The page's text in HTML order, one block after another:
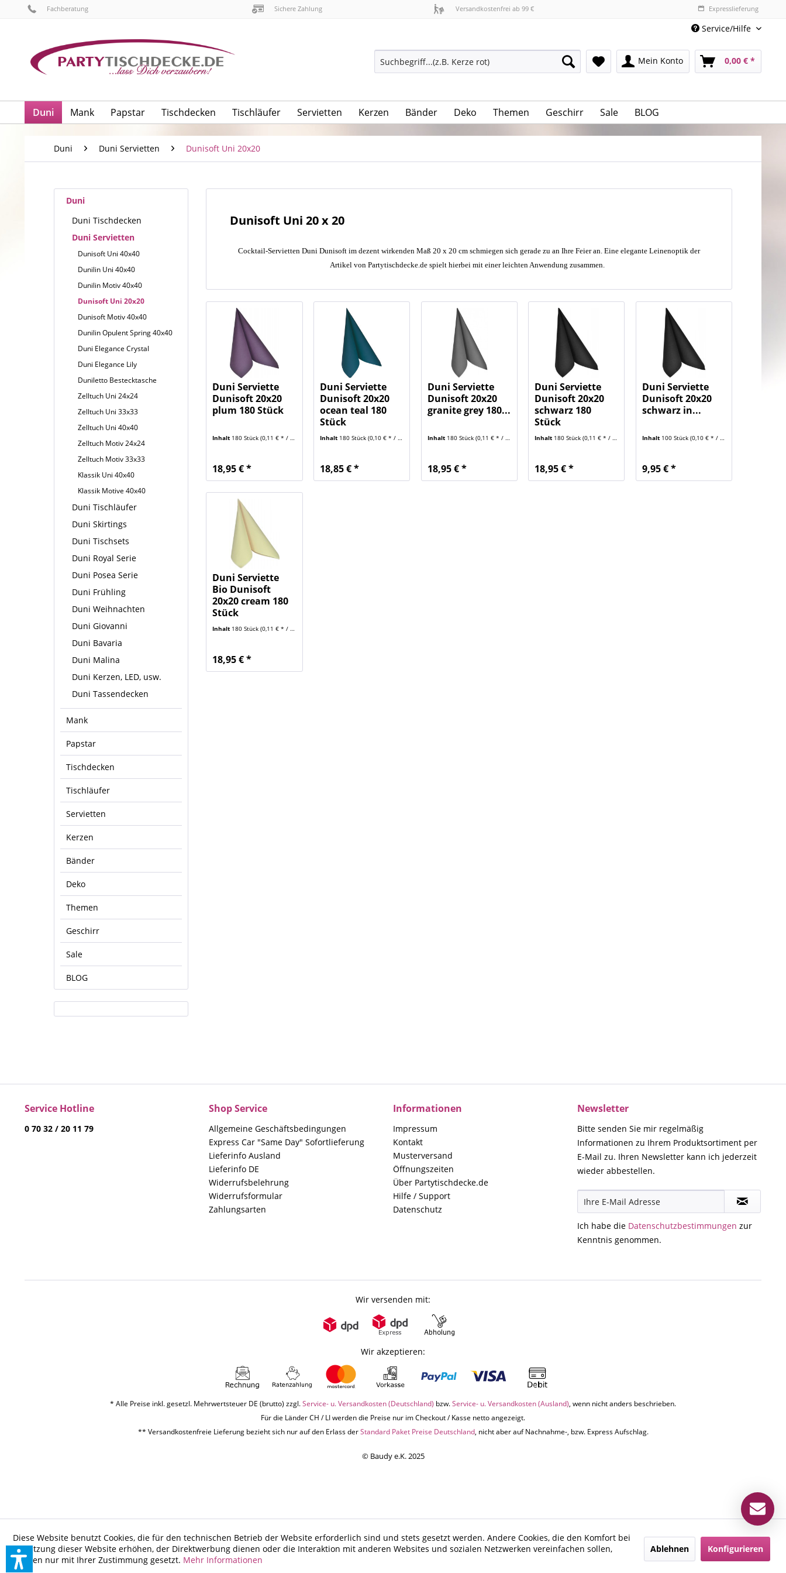
Fachberatung Sichere Zahlung Versandkostenfrei ab 99 € Expresslieferung
Service/Hilfe
Mein Konto 0,00 € *
Duni Mank Papstar Tischdecken Tischläufer Servietten Kerzen Bänder Deko Themen Geschirr Sale BLOG
Duni Duni Servietten Dunisoft Uni 20x20
Duni
Duni Tischdecken
Duni Servietten
Dunisoft Uni 40x40
Dunilin Uni 40x40
Dunilin Motiv 40x40
Dunisoft Uni 20x20
Dunisoft Motiv 40x40
Dunilin Opulent Spring 40x40
Duni Elegance Crystal
Duni Elegance Lily
Duniletto Bestecktasche
Zelltuch Uni 24x24
Zelltuch Uni 33x33
Zelltuch Uni 40x40
Zelltuch Motiv 24x24
Zelltuch Motiv 33x33
Klassik Uni 40x40
Klassik Motive 40x40
Duni Tischläufer
Duni Skirtings
Duni Tischsets
Duni Royal Serie
Duni Posea Serie
Duni Frühling
Duni Weihnachten
Duni Giovanni
Duni Bavaria
Duni Malina
Duni Kerzen, LED, usw.
Duni Tassendecken
Mank
Papstar
Tischdecken
Tischläufer
Servietten
Kerzen
Bänder
Deko
Themen
Geschirr
Sale
BLOG
Dunisoft Uni 20 x 20
Cocktail-Servietten Duni Dunisoft im dezent wirkenden Maß 20 x 20 cm schmiegen sich gerade zu an Ihre Feier an. Eine elegante Leinenoptik der
Artikel von Partytischdecke.de spielt hierbei mit einer leichten Anwendung zusammen.
Duni Serviette
Dunisoft 20x20
plum 180 Stück
Inhalt 180 Stück(0,11 € * / 1 Stück)
18,95 € *
Duni Serviette
Dunisoft 20x20
ocean teal 180
Stück
Inhalt 180 Stück (0,10 € * / 1 Stück)
18,85 € *
Duni Serviette
Dunisoft 20x20
granite grey 180...
Inhalt 180 Stück (0,11 € * / 1 Stück)
18,95 € *
Duni Serviette
Dunisoft 20x20
schwarz 180
Stück
Inhalt 180 Stück(0,11 € * / 1 Stück)
18,95 € *
Duni Serviette
Dunisoft 20x20
schwarz in...
Inhalt 100 Stück (0,10 € * / 1 Stück)
9,95 € *
Duni Serviette
Bio Dunisoft
20x20 cream 180
Stück
Inhalt 180 Stück(0,11 € * / 1 Stück)
18,95 € *
Service Hotline
0 70 32 / 20 11 79
Shop Service
Allgemeine Geschäftsbedingungen
Express Car "Same Day" Sofortlieferung
Lieferinfo Ausland
Lieferinfo DE
Widerrufsbelehrung
Widerrufsformular
Zahlungsarten
Informationen
Impressum
Kontakt
Musterversand
Öffnungszeiten
Über Partytischdecke.de
Hilfe / Support
Datenschutz
Newsletter
Bitte senden Sie mir regelmäßig
Informationen zu Ihrem Produktsortiment per
E-Mail zu. Ihren Newsletter kann ich jederzeit
wieder abbestellen.
Ich habe die Datenschutzbestimmungen zur
Kenntnis genommen.
Wir versenden mit:
Wir akzeptieren:
* Alle Preise inkl. gesetzl. Mehrwertsteuer DE (brutto) zzgl.Service- u. Versandkosten (Deutschland) bzw.Service- u. Versandkosten (Ausland), wenn nicht anders beschrieben.
Für die Länder CH / LI werden die Preise nur im Checkout / Kasse netto angezeigt.
** Versandkostenfreie Lieferung bezieht sich nur auf den Erlass derStandard Paket Preise Deutschland, nicht aber auf Nachnahme-, bzw. Express Aufschlag.
© Baudy e.K. 2025
Diese Website benutzt Cookies, die für den technischen Betrieb der Website erforderlich sind und stets gesetzt werden. Andere Cookies, die den Komfort bei
Benutzung dieser Website erhöhen, der Direktwerbung dienen oder die Interaktion mit anderen Websites und sozialen Netzwerken vereinfachen sollen,
werden nur mit Ihrer Zustimmung gesetzt. Mehr Informationen
Ablehnen Konfigurieren